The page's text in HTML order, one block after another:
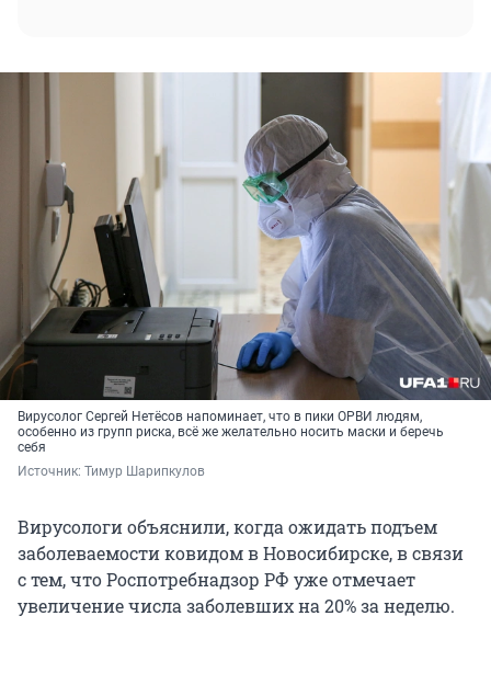
Вирусолог Сергей Нетёсов напоминает, что в пики ОРВИ людям,
особенно из групп риска, всё же желательно носить маски и беречь
себя
Источник: Тимур Шарипкулов
Вирусологи объяснили, когда ожидать подъем
заболеваемости ковидом в Новосибирске, в связи
с тем, что Роспотребнадзор РФ уже отмечает
увеличение числа заболевших на 20% за неделю.